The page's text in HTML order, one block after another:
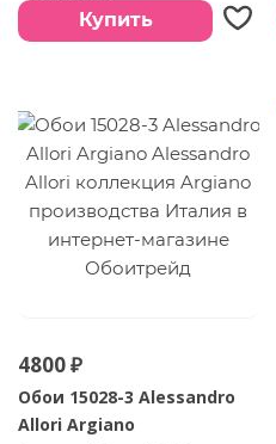
Купить
4800 ₽
Обои 15028-3 Alessandro
Allori Argiano